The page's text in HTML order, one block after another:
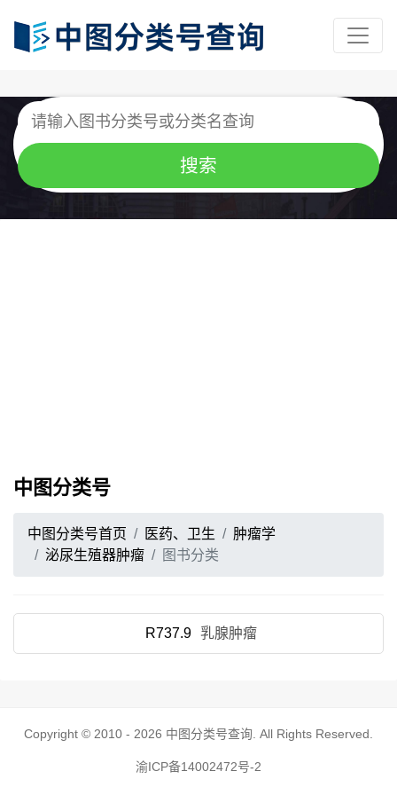
中图分类号
中图分类号首页 医药、卫生
肿瘤学
泌尿生殖器肿瘤
图书分类
R737.9 乳腺肿瘤
Copyright © 2010 - 2026 中图分类号查询 . All Rights Reserved.
渝ICP备14002472号-2